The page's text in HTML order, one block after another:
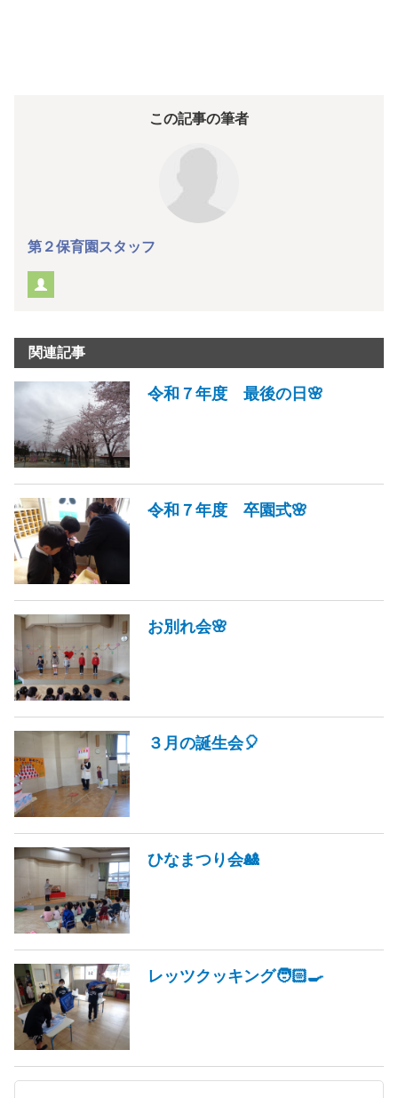
この記事の筆者
第２保育園スタッフ
関連記事
令和７年度 最後の日🌸
令和７年度 卒園式🌸
お別れ会🌸
３月の誕生会🎈
ひなまつり会🎎
レッツクッキング🧑🏻‍🍳